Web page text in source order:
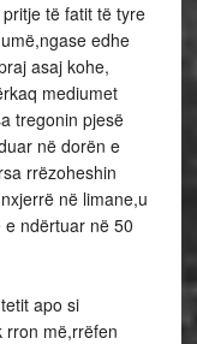
të fatit të tyre
edhe
asaj kohe,
mediumet
tregonin pjesë
në dorën e
rrëzoheshin
në limane,u
ndërtuar në 50
apo si
rron më,rrëfen